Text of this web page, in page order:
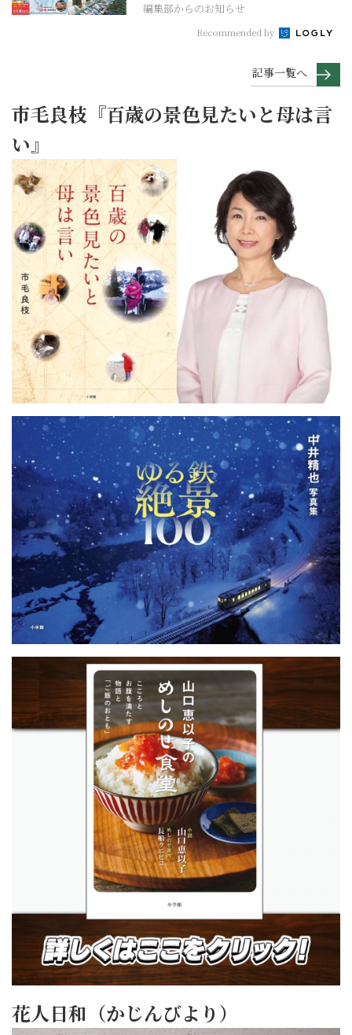
編集部からのお知らせ
Recommended by
記事一覧へ
市毛良枝『百歳の景色見たいと母は言
い』
花人日和（かじんびより）